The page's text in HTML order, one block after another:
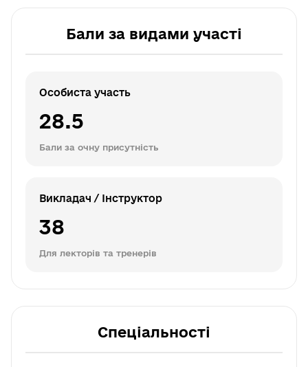
Бали за видами участі
Особиста участь
28.5
Бали за очну присутність
Викладач / Інструктор
38
Для лекторів та тренерів
Спеціальності